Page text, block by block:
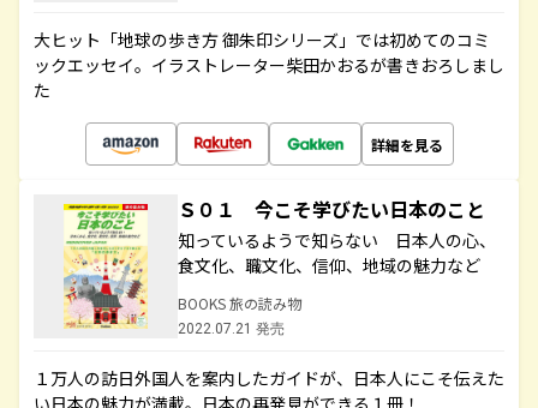
大ヒット「地球の歩き方 御朱印シリーズ」では初めてのコミ
ックエッセイ。イラストレーター柴田かおるが書きおろしまし
た
詳細を見る
Ｓ０１ 今こそ学びたい日本のこと
知っているようで知らない 日本人の心、
食文化、職文化、信仰、地域の魅力など
BOOKS 旅の読み物
2022.07.21 発売
１万人の訪日外国人を案内したガイドが、日本人にこそ伝えた
い日本の魅力が満載。日本の再発見ができる１冊！